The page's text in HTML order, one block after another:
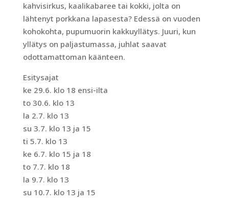
kahvisirkus, kaalikabaree tai kokki, jolta on
lähtenyt porkkana lapasesta? Edessä on vuoden
kohokohta, pupumuorin kakkuyllätys. Juuri, kun
yllätys on paljastumassa, juhlat saavat
odottamattoman käänteen.
Esitysajat
ke 29.6. klo 18 ensi-ilta
to 30.6. klo 13
la 2.7. klo 13
su 3.7. klo 13 ja 15
ti 5.7. klo 13
ke 6.7. klo 15 ja 18
to 7.7. klo 18
la 9.7. klo 13
su 10.7. klo 13 ja 15